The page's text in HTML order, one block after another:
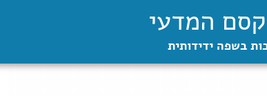
המדעי
בשפה ידידותית